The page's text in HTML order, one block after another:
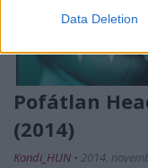
I want to allow
related to
I want to allow
related to
functionality
user protection.
Data Deletion
Pofátlan
(2014)
Kondi_HUN • 2014.